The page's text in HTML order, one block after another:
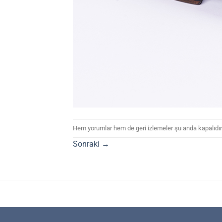
Hem yorumlar hem de geri izlemeler şu anda
Sonraki →